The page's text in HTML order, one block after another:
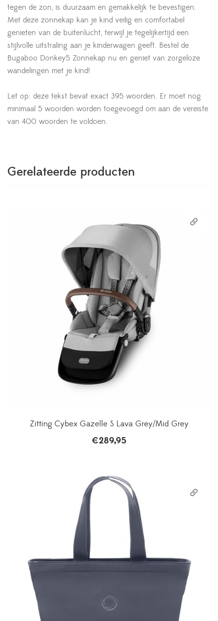
tegen de zon, is duurzaam en gemakkelijk te bevestigen.
Met deze zonnekap kan je kind veilig en comfortabel
genieten van de buitenlucht, terwijl je tegelijkertijd een
stijlvolle uitstraling aan je kinderwagen geeft. Bestel de
Bugaboo Donkey5 Zonnekap nu en geniet van zorgeloze
wandelingen met je kind!
Let op: deze tekst bevat exact 395 woorden. Er moet nog
minimaal 5 woorden worden toegevoegd om aan de vereiste
van 400 woorden te voldoen.
Gerelateerde producten
Zitting Cybex Gazelle S Lava Grey/Mid Grey
€289,95